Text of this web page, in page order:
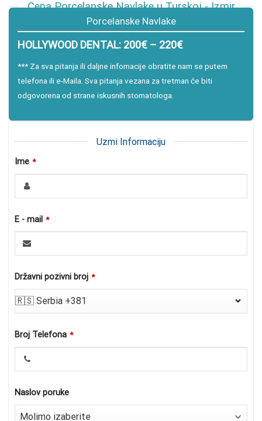
Cena Porcelanske Navlake u Turskoj - Izmir
Porcelanske Navlake
HOLLYWOOD DENTAL: 200€ – 220€
*** Za sva pitanja ili daljne infomacije obratite nam se putem
telefona ili e-Maila. Sva pitanja vezana za tretman će biti
odgovorena od strane iskusnih stomatologa.
Uzmi Informaciju
Ime *
E - mail *
Državni pozivni broj *
🇷🇸 Serbia +381
Broj Telefona *
Naslov poruke